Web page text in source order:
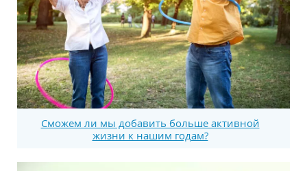
Сможем ли мы добавить больше активной
жизни к нашим годам?